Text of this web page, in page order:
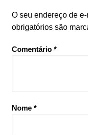
O seu endereço de
obrigatórios são
Comentário *
Nome *